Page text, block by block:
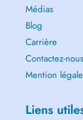
Médias
Blog
Carrière
Contactez-nous
Mention légale
Liens